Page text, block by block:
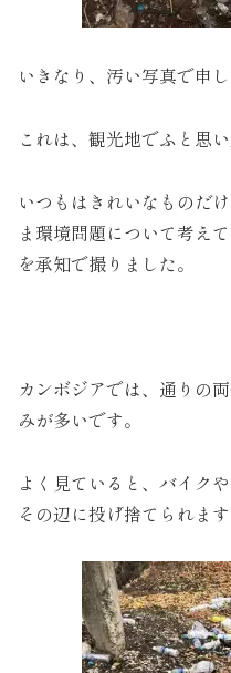
いきなり、汚い写真で申
これは、観光地でふと思
いつもはきれいなものだ
ま環境問題について考え
を承知で撮りました。
カンボジアでは、通りの
みが多いです。
よく見ていると、バイク
その辺に投げ捨てられます